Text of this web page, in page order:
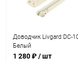
Доводчик Livgard DC-
Белый
1 280 ₽/ шт